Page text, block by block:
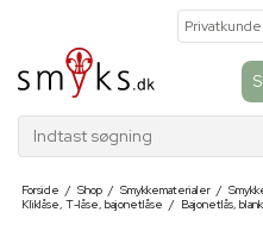
Indtast søgning
Forside / Shop / Smykkematerialer /
Kliklåse, T-låse, bajonetlåse / Bajonetlås,